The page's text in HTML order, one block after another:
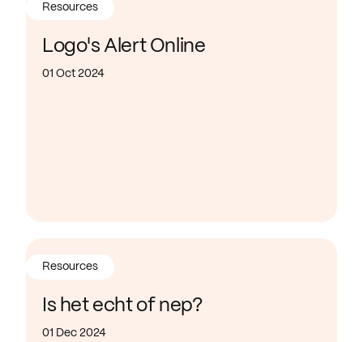
Logo's Alert Online
01 Oct 2024
Resources
Is het echt of nep?
01 Dec 2024
Resources